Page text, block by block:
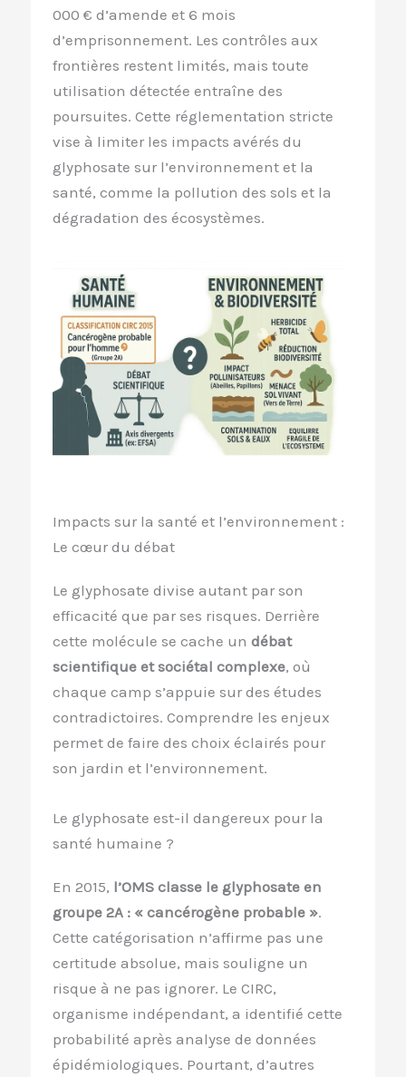
000 € d’amende et 6 mois
d’emprisonnement. Les contrôles aux
frontières restent limités, mais toute
utilisation détectée entraîne des
poursuites. Cette réglementation stricte
vise à limiter les impacts avérés du
glyphosate sur l’environnement et la
santé, comme la pollution des sols et la
dégradation des écosystèmes.
Impacts sur la santé et l’environnement :
Le cœur du débat
Le glyphosate divise autant par son
efficacité que par ses risques. Derrière
cette molécule se cache un débat
scientifique et sociétal complexe, où
chaque camp s’appuie sur des études
contradictoires. Comprendre les enjeux
permet de faire des choix éclairés pour
son jardin et l’environnement.
Le glyphosate est-il dangereux pour la
santé humaine ?
En 2015, l’OMS classe le glyphosate en
groupe 2A : « cancérogène probable ».
Cette catégorisation n’affirme pas une
certitude absolue, mais souligne un
risque à ne pas ignorer. Le CIRC,
organisme indépendant, a identifié cette
probabilité après analyse de données
épidémiologiques. Pourtant, d’autres